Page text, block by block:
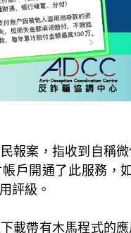
報案，指收到自稱
戶開通了此服務，
評級。
載帶有木馬程式的